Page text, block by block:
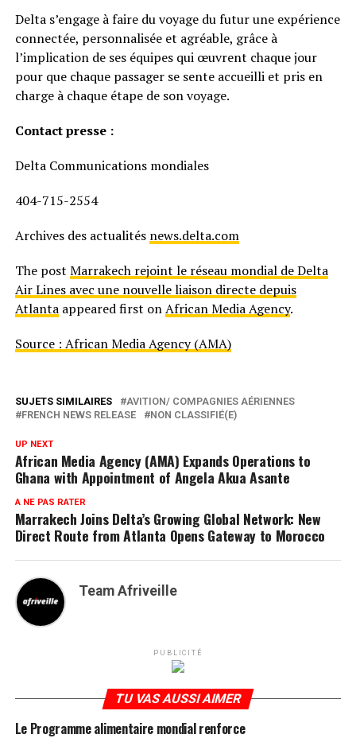
Delta s’engage à faire du voyage du futur une expérience
connectée, personnalisée et agréable, grâce à
l’implication de ses équipes qui œuvrent chaque jour
pour que chaque passager se sente accueilli et pris en
charge à chaque étape de son voyage.
Contact presse :
Delta Communications mondiales
404-715-2554
Archives des actualités news.delta.com
The post Marrakech rejoint le réseau mondial de Delta
Air Lines avec une nouvelle liaison directe depuis
Atlantaappeared first onAfrican Media Agency.
Source : African Media Agency (AMA)
SUJETS SIMILAIRES
AVITION/ COMPAGNIES AÉRIENNES
FRENCH NEWS RELEASE
NON CLASSIFIÉ(E)
UP NEXT
African Media Agency (AMA) Expands Operations to
Ghana with Appointment of Angela Akua Asante
A NE PAS RATER
Marrakech Joins Delta’s Growing Global Network: New
Direct Route from Atlanta Opens Gateway to Morocco
Team Afriveille
PUBLICITÉ
TU VAS AUSSI AIMER
Le Programme alimentaire mondial renforce